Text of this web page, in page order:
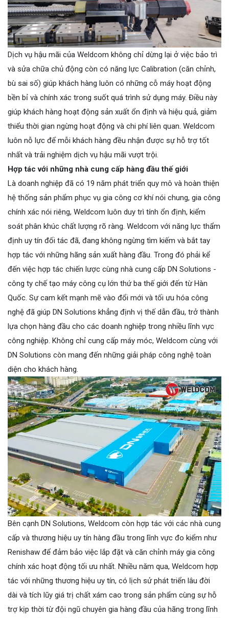
Dịch vụ hậu mãi của Weldcom không chỉ dừng lại ở việc bảo trì
và sửa chữa chủ động còn có năng lực Calibration (căn chỉnh,
bù sai số) giúp khách hàng luôn có những cỗ máy hoạt động
bền bỉ và chính xác trong suốt quá trình sử dụng máy. Điều này
giúp khách hàng hoạt động sản xuất ổn định và hiệu quả, giảm
thiểu thời gian ngừng hoạt động và chi phí liên quan. Weldcom
luôn nỗ lực để mỗi khách hàng đều nhận được sự hỗ trợ tốt
nhất và trải nghiệm dịch vụ hậu mãi vượt trội.
Hợp tác với những nhà cung cấp hàng đầu thế giới
Là doanh nghiệp đã có 19 năm phát triển quy mô và hoàn thiện
hệ thống sản phẩm phục vụ gia công cơ khí nói chung, gia công
chính xác nói riêng, Weldcom luôn duy trì tính ổn định, kiểm
soát phân khúc chất lượng rõ ràng. Weldcom với năng lực thẩm
định uy tín đối tác đã, đang không ngừng tìm kiếm và bắt tay
hợp tác với những hãng sản xuất hàng đầu. Trong đó phải kể
đến việc hợp tác chiến lược cùng nhà cung cấp DN Solutions -
công ty chế tạo máy công cụ lớn thứ ba thế giới đến từ Hàn
Quốc. Sự cam kết mạnh mẽ vào đổi mới và tối ưu hóa công
nghệ đã giúp DN Solutions khẳng định vị thế dẫn đầu, trở thành
lựa chọn hàng đầu cho các doanh nghiệp trong nhiều lĩnh vực
công nghiệp. Không chỉ cung cấp máy móc, Weldcom cùng với
DN Solutions còn mang đến những giải pháp công nghệ toàn
diện cho khách hàng.
Bên cạnh DN Solutions, Weldcom còn hợp tác với các nhà cung
cấp và thương hiệu uy tín hàng đầu trong lĩnh vực đo kiểm như
Renishaw để đảm bảo việc lắp đặt và căn chỉnh máy gia công
chính xác hoạt động tối ưu nhất. Nhiều năm qua, Weldcom hợp
tác với những thương hiệu uy tín, có lịch sử phát triển lâu đời
dài và tích lũy giá trị chất xám cao trong sản phẩm cùng sự hỗ
trợ kịp thời từ đội ngũ chuyên gia hàng đầu của hãng trong lĩnh